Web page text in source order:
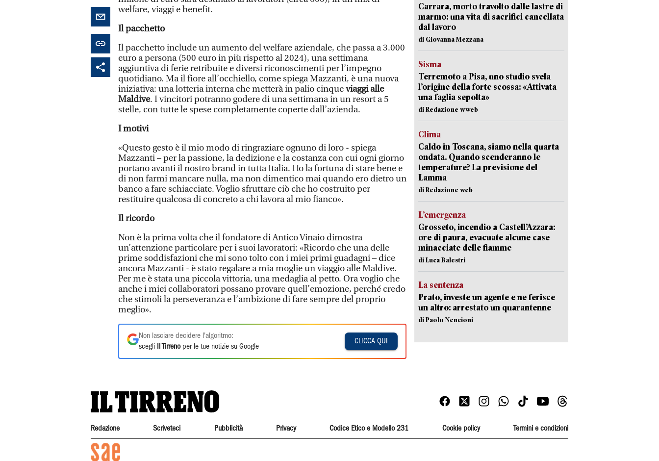
welfare, viaggi e benefit.
Il pacchetto
Il pacchetto include un aumento del welfare aziendale, che passa a 3.000
euro a persona (500 euro in più rispetto al 2024), una settimana
aggiuntiva di ferie retribuite e diversi riconoscimenti per l’impegno
quotidiano. Ma il fiore all’occhiello, come spiega Mazzanti, è una nuova
iniziativa: una lotteria interna che metterà in palio cinqueviaggi alle
Maldive. I vincitori potranno godere di una settimana in un resort a 5
stelle, con tutte le spese completamente coperte dall’azienda.
I motivi
«Questo gesto è il mio modo di ringraziare ognuno di loro - spiega
Mazzanti – per la passione, la dedizione e la costanza con cui ogni giorno
portano avanti il nostro brand in tutta Italia. Ho la fortuna di stare bene e
di non farmi mancare nulla, ma non dimentico mai quando ero dietro un
banco a fare schiacciate. Voglio sfruttare ciò che ho costruito per
restituire qualcosa di concreto a chi lavora al mio fianco».
Il ricordo
Non è la prima volta che il fondatore di Antico Vinaio dimostra
un’attenzione particolare per i suoi lavoratori: «Ricordo che una delle
prime soddisfazioni che mi sono tolto con i miei primi guadagni – dice
ancora Mazzanti - è stato regalare a mia moglie un viaggio alle Maldive.
Per me è stata una piccola vittoria, una medaglia al petto. Ora voglio che
anche i miei collaboratori possano provare quell’emozione, perché credo
che stimoli la perseveranza e l’ambizione di fare sempre del proprio
meglio».
Non lasciare decidere l'algoritmo:
scegli
Il Tirrenoper le tue notizie su Google
CLICCA QUI
Carrara, morto travolto dalle lastre di
marmo: una vita di sacrifici cancellata
dal lavoro
di Giovanna Mezzana
Sisma
Terremoto a Pisa, uno studio svela
l’origine della forte scossa: «Attivata
una faglia sepolta»
di Redazione wweb
Clima
Caldo in Toscana, siamo nella quarta
ondata. Quando scenderanno le
temperature? La previsione del
Lamma
di Redazione web
L’emergenza
Grosseto, incendio a Castell’Azzara:
ore di paura, evacuate alcune case
minacciate delle fiamme
di Luca Balestri
La sentenza
Prato, investe un agente e ne ferisce
un altro: arrestato un quarantenne
di Paolo Nencioni
Redazione Scriveteci Pubblicità Privacy Codice Etico e Modello 231 Cookie policy Termini e condizioni